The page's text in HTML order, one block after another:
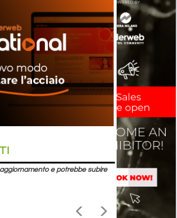
e potrebbe subire